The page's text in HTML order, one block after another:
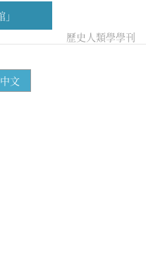
歷史人類學學刊
中文